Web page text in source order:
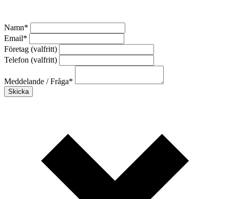
Namn*
Email*
Företag (valfritt)
Telefon (valfritt)
Meddelande / Fråga*
Skicka